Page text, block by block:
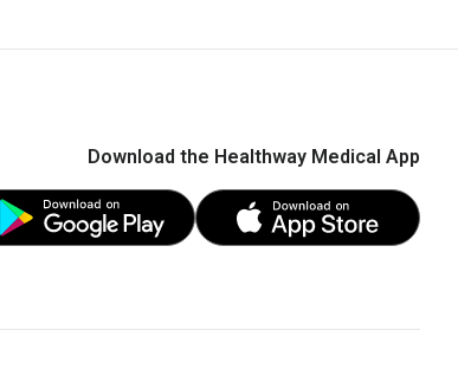
Download the Healthway Medical App